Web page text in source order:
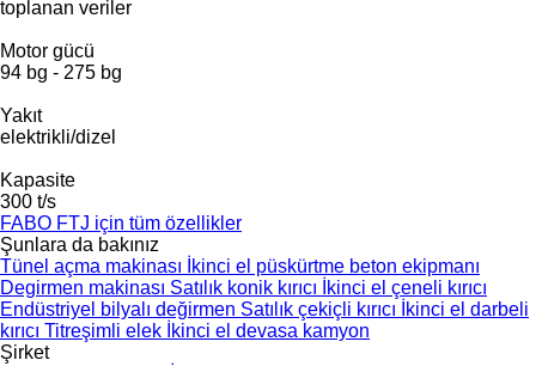
toplanan veriler
Motor gücü
94 bg - 275 bg
Yakıt
elektrikli/dizel
Kapasite
300 t/s
FABO FTJ için tüm özellikler
Şunlara da bakınız
Tünel açma makinası
İkinci el püskürtme beton ekipmanı
Degirmen makinası Satılık konik kırıcı
İkinci el çeneli kırıcı
Endüstriyel bilyalı değirmen Satılık çekiçli kırıcı
İkinci el darbeli
kırıcı Titreşimli elek İkinci el devasa kamyon
Şirket